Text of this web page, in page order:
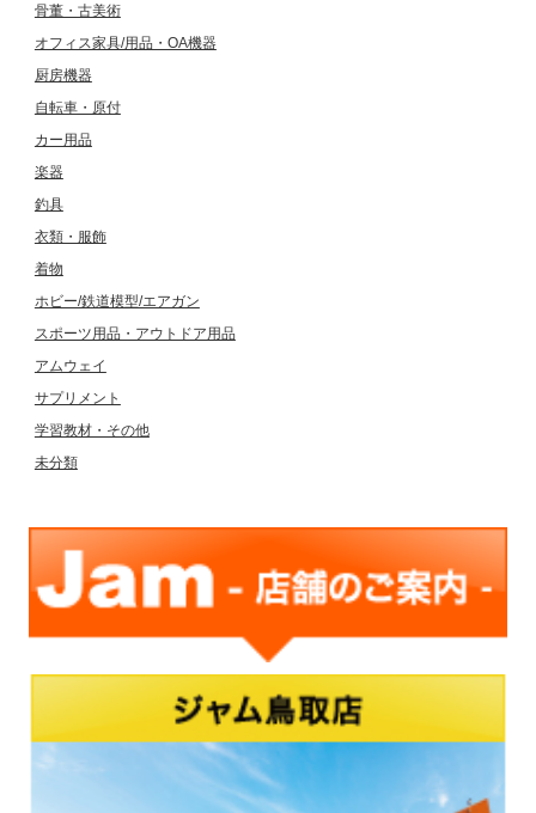
骨董・古美術
オフィス家具/用品・OA機器
厨房機器
自転車・原付
カー用品
楽器
釣具
衣類・服飾
着物
ホビー/鉄道模型/エアガン
スポーツ用品・アウトドア用品
アムウェイ
サプリメント
学習教材・その他
未分類